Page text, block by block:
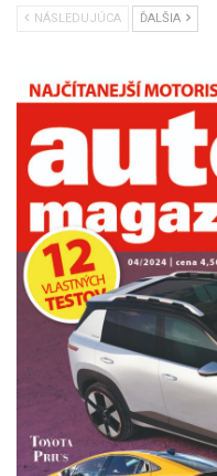
NÁSLEDUJÚCA ĎALŠIA